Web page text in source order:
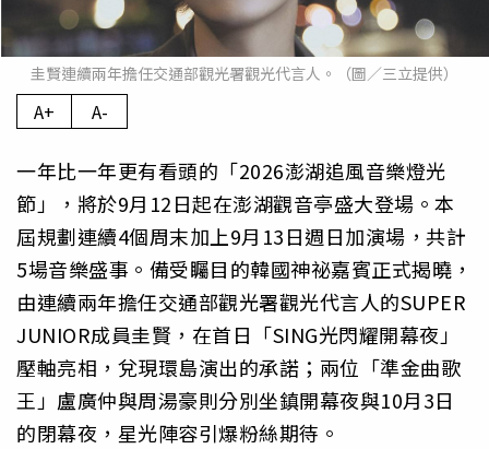
圭賢連續兩年擔任交通部觀光署觀光代言人。（圖／三立提供）
A+ A-
一年比一年更有看頭的「2026澎湖追風音樂燈光
節」，將於9月12日起在澎湖觀音亭盛大登場。本
屆規劃連續4個周末加上9月13日週日加演場，共計
5場音樂盛事。備受矚目的韓國神祕嘉賓正式揭曉，
由連續兩年擔任交通部觀光署觀光代言人的SUPER
JUNIOR成員圭賢，在首日「SING光閃耀開幕夜」
壓軸亮相，兌現環島演出的承諾；兩位「準金曲歌
王」盧廣仲與周湯豪則分別坐鎮開幕夜與10月3日
的閉幕夜，星光陣容引爆粉絲期待。